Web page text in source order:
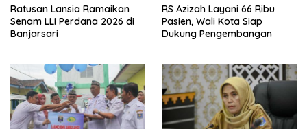
Ratusan Lansia Ramaikan
Senam LLI Perdana 2026 di
Banjarsari
RS Azizah Layani 66 Ribu
Pasien, Wali Kota Siap
Dukung Pengembangan